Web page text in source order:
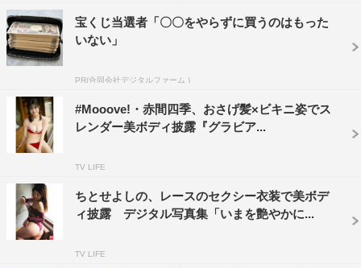
宝くじ当選者「〇〇をやらずに買うのはもった
いない」
PR(合同会社デジタルファーム )
#Mooove!・赤間四季、おさげ髪×ビキニ姿でス
レンダー美ボディ披露『グラビア...
TV LIFE
ちとせよしの、レースのセクシー衣装で美ボデ
ィ披露 デジタル写真集「いまを艶やかに...
TV LIFE